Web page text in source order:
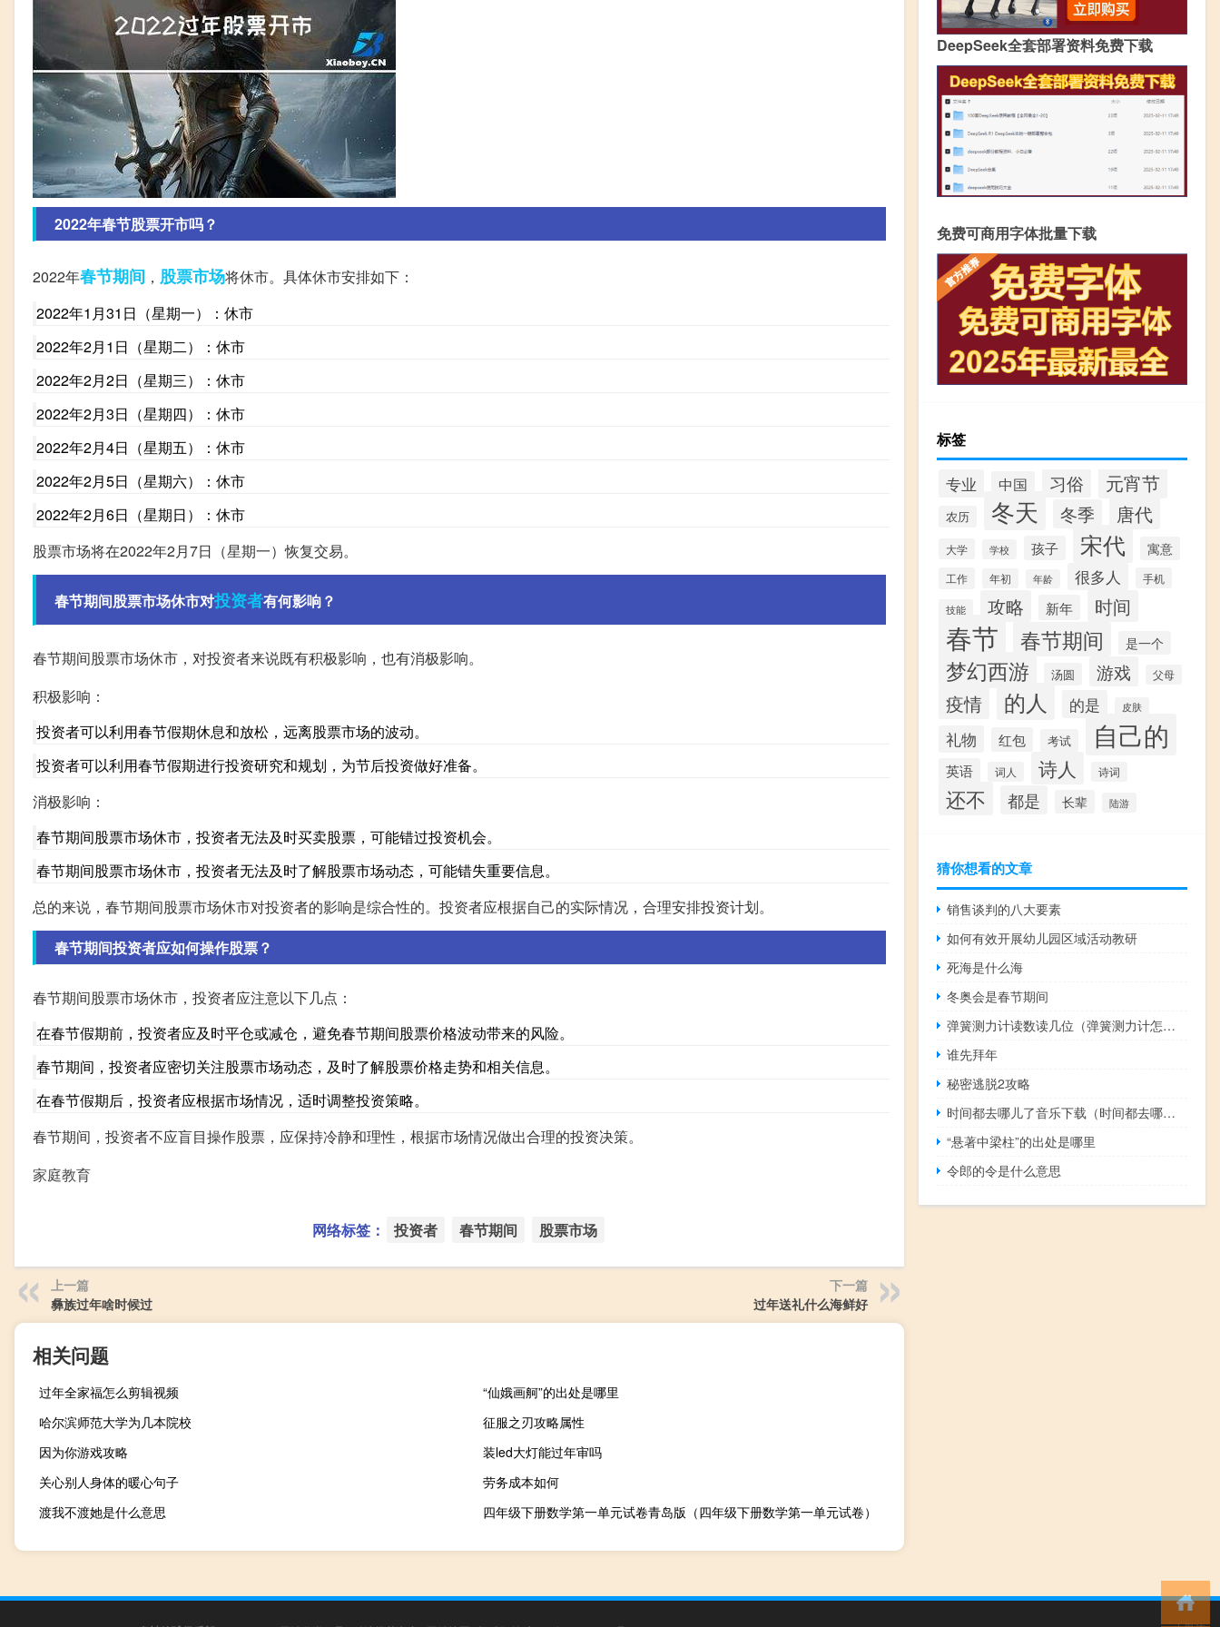
2022年春节股票开市吗？
2022年春节期间 ， 股票市场将休市。具体休市安排如下：
2022年1月31日（星期一）：休市
2022年2月1日（星期二）：休市
2022年2月2日（星期三）：休市
2022年2月3日（星期四）：休市
2022年2月4日（星期五）：休市
2022年2月5日（星期六）：休市
2022年2月6日（星期日）：休市
股票市场将在2022年2月7日（星期一）恢复交易。
春节期间股票市场休市对投资者有何影响？
春节期间股票市场休市，对投资者来说既有积极影响，也有消极影响。
积极影响：
投资者可以利用春节假期休息和放松，远离股票市场的波动。
投资者可以利用春节假期进行投资研究和规划，为节后投资做好准备。
消极影响：
春节期间股票市场休市，投资者无法及时买卖股票，可能错过投资机会。
春节期间股票市场休市，投资者无法及时了解股票市场动态，可能错失重要信息。
总的来说，春节期间股票市场休市对投资者的影响是综合性的。投资者应根据自己的实际情况，合理安排投资计划。
春节期间投资者应如何操作股票？
春节期间股票市场休市，投资者应注意以下几点：
在春节假期前，投资者应及时平仓或减仓，避免春节期间股票价格波动带来的风险。
春节期间，投资者应密切关注股票市场动态，及时了解股票价格走势和相关信息。
在春节假期后，投资者应根据市场情况，适时调整投资策略。
春节期间，投资者不应盲目操作股票，应保持冷静和理性，根据市场情况做出合理的投资决策。
家庭教育
网络标签： 投资者 春节期间 股票市场
上一篇
彝族过年啥时候过
下一篇
过年送礼什么海鲜好
相关问题
过年全家福怎么剪辑视频
“仙娥画舸”的出处是哪里
哈尔滨师范大学为几本院校
征服之刃攻略属性
因为你游戏攻略
装led大灯能过年审吗
关心别人身体的暖心句子
劳务成本如何
渡我不渡她是什么意思
四年级下册数学第一单元试卷青岛版（四年级下册数学第一单元试卷）
DeepSeek全套部署资料免费下载
免费可商用字体批量下载
标签
专业 中国 习俗 元宵节
农历 冬天 冬季 唐代
大学 学校 孩子 宋代 寓意
工作 年初 年龄 很多人 手机
技能 攻略 新年 时间
春节 春节期间 是一个
梦幻西游 汤圆 游戏 父母
疫情 的人 的是 皮肤
礼物 红包 考试 自己的
英语 词人 诗人 诗词
还不 都是 长辈 陆游
猜你想看的文章
销售谈判的八大要素
如何有效开展幼儿园区域活动教研
死海是什么海
冬奥会是春节期间
弹簧测力计读数读几位（弹簧测力计怎么读数）
谁先拜年
秘密逃脱2攻略
时间都去哪儿了音乐下载（时间都去哪儿了mp3免费下载）
“悬著中梁柱”的出处是哪里
令郎的令是什么意思